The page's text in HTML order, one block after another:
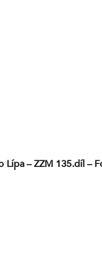
Lípa – ZZM 135.díl –